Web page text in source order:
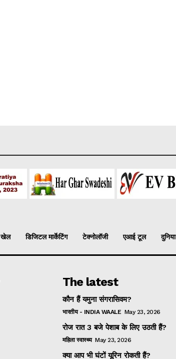
खेल डिजिटल मार्केटिंग टेक्नोलॉजी एआई टूल दुनिया
The latest
कौन हैं यमुना संगरासिवम?
भारतीय - INDIA WAALE May 23, 2026
रोज रात 3 बजे पेशाब के लिए उठती हैं?
महिला स्वास्थ्य May 23, 2026
क्या आप भी घंटों यूरिन रोकती हैं?